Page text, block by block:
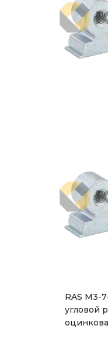
RAS M3-
угловой